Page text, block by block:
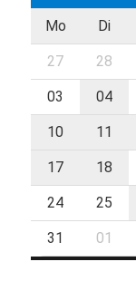
Mo Di
27 28
03 04
10 11
17 18
24 25
31 01